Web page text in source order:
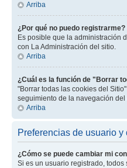
Arriba
¿Por qué no puedo registrarme?
Es posible que la administración
con La Administración del sitio.
Arriba
¿Cuál es la función de "Borrar
"Borrar todas las cookies del
seguimiento de la navegación
Arriba
Preferencias de usuario
¿Cómo se puede cambiar mi
Si es un usuario registrado,